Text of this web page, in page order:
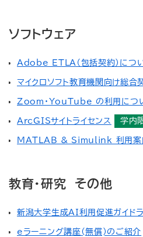
Bahasa Indonesia
한국어
ພາສາລາວ
Português
Română
Русский
ソフトウェア
Adobe ETLA（包括契約）につ
マイクロソフト教育機関向け総合
Zoom・YouTube の利用につ
ArcGISサイトライセンス 学内
MATLAB & Simulink 利用案
教育・研究 その他
新潟大学生成AI利用促進ガイドラ
eラーニング講座(無償)のご紹介